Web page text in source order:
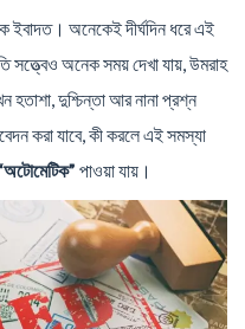
ইবাদত। অনেকেই দীর্ঘদিন ধরে এই
অনেক সময় দেখা যায়, উমরাহ
হতাশা, দুশ্চিন্তা আর নানা প্রশ্ন
করা যাবে, কী করলে এই সমস্যা
পাওয়া যায়।